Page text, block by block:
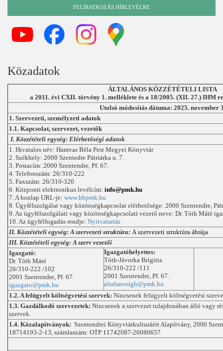
FELIRATKOZÁS HÍRLEVÉLRE
Közadatok
ÁLTALÁNOS KÖZZÉTÉTELI LISTA
a 2011. évi CXII. törvény 1. melléklete és a 18/2005. (XII. 27.) IHM
Utolsó módosítás dátuma: 2025. november
1. Szervezeti, személyzeti adatok
1.1. Kapcsolat, szervezet, vezetők
I. Közzétételi egység: Elérhetőségi adatok
1. Hivatalos név: Hamvas Béla Pest Megyei Könyvtár
2. Székhely: 2000 Szentedre Pátriárka u. 7.
3. Postacím: 2000 Szentendre, Pf. 67.
4. Telefonszám: 26/310-222
5. Faxszám: 26/310-320
6. Központi elektronikus levélcím: info@pmk.hu
7. A honlap URL-je: www.hbpmk.hu
8. Ügyfélszolgálat vagy közönségkapcsolat elérhetősége: 2000 Szentendre,
9. Az ügyfélszolgálati vagy közönségkapcsolati vezető neve: Dr. Tóth Máté
10. Az ügyfélfogadás rendje: Nyitvatartás
II. Közzétételi egység: A szervezeti struktúra: A szervezeti struktúra ábrája
III. Közzétételi egység: A szerv vezetői
Igazgató:
Dr. Tóth Máté
26/310-222 /102
2001 Szentendre, Pf. 67.
igazgato@pmk.hu
Igazgatóhelyettes:
Tóth-Jávorka Brigitta
26/310-222 /111
2001 Szentendre, Pf. 67.
altalanosigh@pmk.hu
1.2. A felügyelt költségvetési szervek: Nincsenek felügyelt költségvetési
1.3. Gazdálkodó szervezetek: Nincsenek a szervezet tulajdonában álló vagy
szervek.
1.4. Közalapítványok: Szentendrei Könyvtárkulturáért Alapítvány, 2000
18714193-2-13, számlaszám: OTP 11742087-20080657